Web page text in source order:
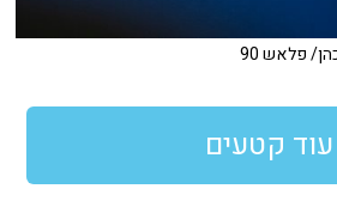
פלאש 90
עוד קטעים